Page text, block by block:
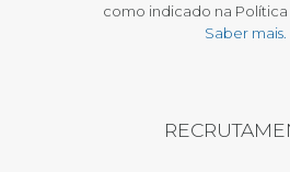
como indicado na Política
Saber mais.